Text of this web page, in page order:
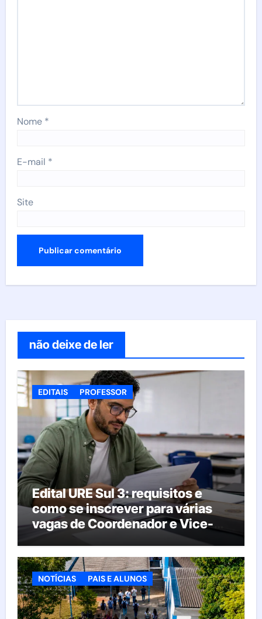
Nome *
E-mail *
Site
não deixe de ler
EDITAIS PROFESSOR
Edital URE Sul 3: requisitos e
como se inscrever para várias
vagas de Coordenador e Vice-
Diretor
NOTÍCIAS PAIS E ALUNOS